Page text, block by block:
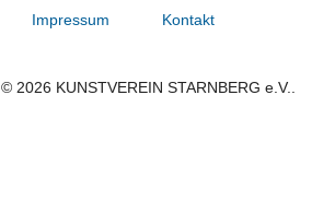
Impressum
Kontakt
© 2026 KUNSTVEREIN STARNBERG e.V..